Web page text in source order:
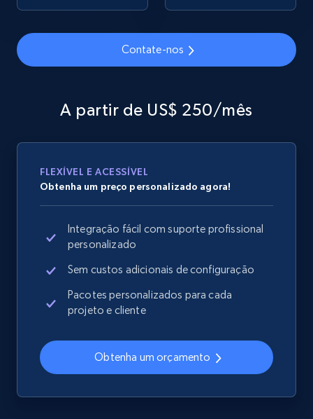
Google Shopping
more.
2.4K+ 200+ Comece agora
web using keywords
URL, Product id, Title, Product description,
Rating, Reviews count, Images, Variations, and
Contate-nos
A partir de US$ 250/mês
FLEXÍVEL E ACESSÍVEL
Obtenha um preço personalizado agora!
Integração fácil com suporte profissional
personalizado
Sem custos adicionais de configuração
Pacotes personalizados para cada
projeto e cliente
Obtenha um orçamento